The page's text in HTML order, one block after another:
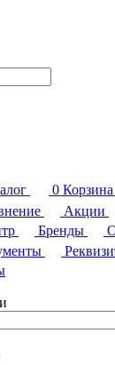
0 Корзина
Акции
Бренды